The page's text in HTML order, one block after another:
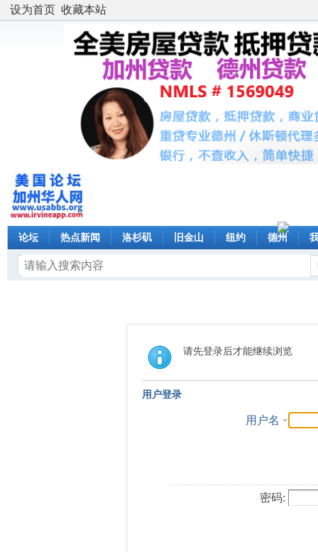
设为首页 收藏本站
论坛 热点新闻 洛杉矶 旧金山 纽约 德州
请先登录后才能继续浏览
用户登录
用户名
密码: